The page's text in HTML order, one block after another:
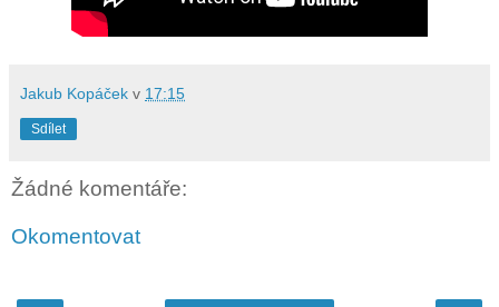
Jakub Kopáček v 17:15
Sdílet
Žádné komentáře:
Okomentovat